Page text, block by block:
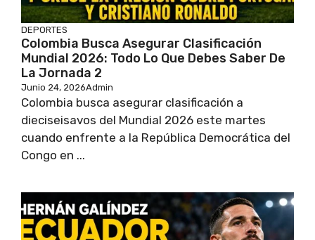
DEPORTES
Colombia Busca Asegurar Clasificación
Mundial 2026: Todo Lo Que Debes Saber De
La Jornada 2
Junio 24, 2026Admin
Colombia busca asegurar clasificación a
dieciseisavos del Mundial 2026 este martes
cuando enfrente a la República Democrática del
Congo en ...